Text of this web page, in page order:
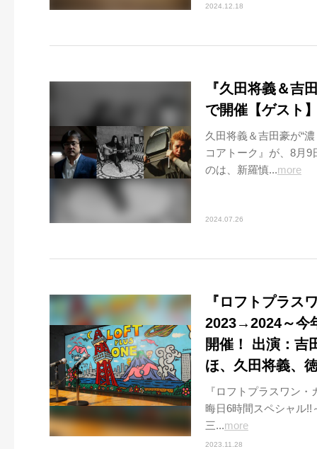
2024.12.18
『久田将義＆吉
で開催【ゲスト
久田将義＆吉田豪が“
コアトーク』が、8月
のは、新羅慎...more
2024.07.26
『ロフトプラス
2023→2024～今
開催！ 出演：吉
ほ、久田将義、
『ロフトプラスワン
晦日6時間スペシャル!!
三...more
2023.11.28